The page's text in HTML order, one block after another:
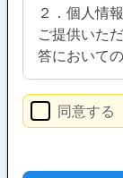
２．個人情
ご提供いた
答において
３．個人情
法令に定め
同意する